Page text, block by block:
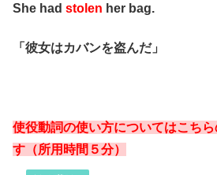
She had stolen her bag.
「彼女はカバンを盗んだ」
使役動詞の使い方についてはこち
す（所用時間５分）